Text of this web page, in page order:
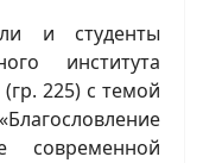
и студенты
института
225) с темой
современной